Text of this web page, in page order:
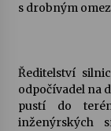
s drobným
Ředitelství
odpočívadel na
pustí do
inženýrských